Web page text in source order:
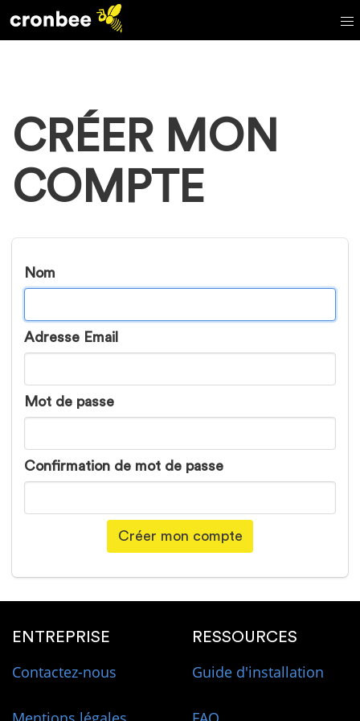
CRÉER MON
COMPTE
Nom
Adresse Email
Mot de passe
Confirmation de mot de passe
Créer mon compte
ENTREPRISE
Contactez-nous
RESSOURCES
Guide d'installation